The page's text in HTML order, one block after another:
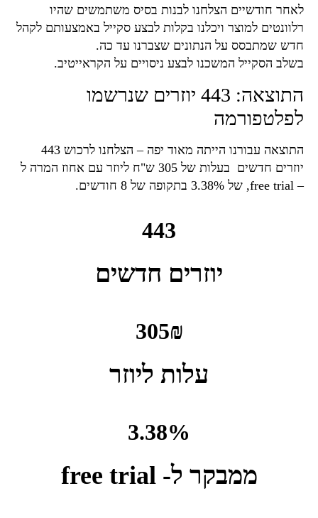
לאחר חודשיים הצלחנו לבנות בסיס משתמשים שהיו
רלוונטים למוצר ויכלנו בקלות לבצע סקייל באמצעותם לקהל
חדש שמתבסס על הנתונים שצברנו עד כה.
בשלב הסקייל המשכנו לבצע ניסויים על הקראייטיב.
התוצאה: 443 יוזרים שנרשמו
לפלטפורמה
התוצאה עבורנו הייתה מאוד יפה – הצלחנו לרכוש 443
יוזרים חדשים בעלות של 305 ש"ח ליוזר עם אחוז המרה ל
– free trial, של 3.38% בתקופה של 8 חודשים.
ממבקר ל- free trial
%
3.38
עלות ליוזר
₪
305
יוזרים חדשים
443